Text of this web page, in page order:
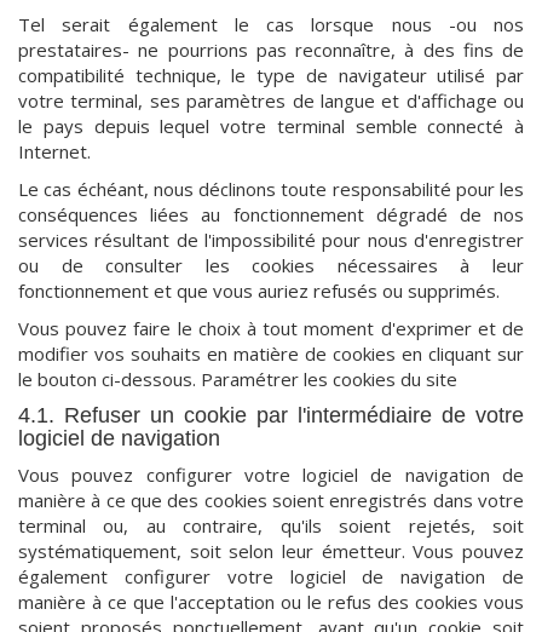
Tel serait également le cas lorsque nous -ou nos
prestataires- ne pourrions pas reconnaître, à des fins de
compatibilité technique, le type de navigateur utilisé par
votre terminal, ses paramètres de langue et d'affichage ou
le pays depuis lequel votre terminal semble connecté à
Internet.
Le cas échéant, nous déclinons toute responsabilité pour les
conséquences liées au fonctionnement dégradé de nos
services résultant de l'impossibilité pour nous d'enregistrer
ou de consulter les cookies nécessaires à leur
fonctionnement et que vous auriez refusés ou supprimés.
Vous pouvez faire le choix à tout moment d'exprimer et de
modifier vos souhaits en matière de cookies en cliquant sur
le bouton ci-dessous. Paramétrer les cookies du site
4.1. Refuser un cookie par l'intermédiaire de votre
logiciel de navigation
Vous pouvez configurer votre logiciel de navigation de
manière à ce que des cookies soient enregistrés dans votre
terminal ou, au contraire, qu'ils soient rejetés, soit
systématiquement, soit selon leur émetteur. Vous pouvez
également configurer votre logiciel de navigation de
manière à ce que l'acceptation ou le refus des cookies vous
soient proposés ponctuellement, avant qu'un cookie soit